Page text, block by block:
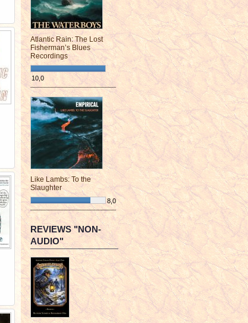
Atlantic Rain: The Lost
Fisherman’s Blues
Recordings
10,0
¯¯¯¯¯¯¯¯¯¯¯¯¯¯¯¯¯¯¯¯¯¯¯¯
Like Lambs: To the
Slaughter
8,0
¯¯¯¯¯¯¯¯¯¯¯¯¯¯¯¯¯¯¯¯¯¯¯¯
REVIEWS "NON-
AUDIO"